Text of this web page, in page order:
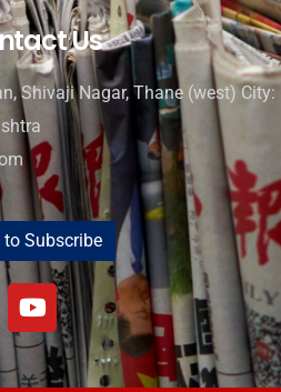
Us
Shivaji Nagar, Thane (west) City:
to Subscribe